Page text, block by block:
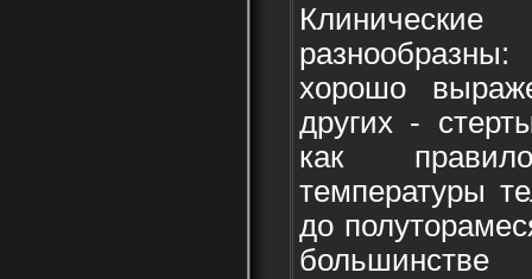
хорошо
других -
как
температуры
до